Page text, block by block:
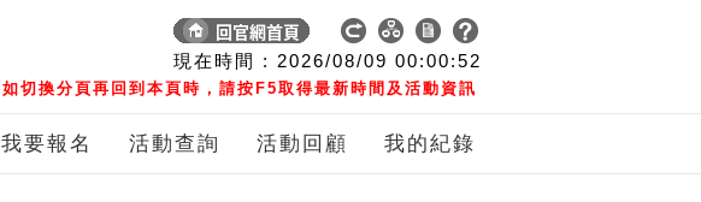
現在時間 : 2026/08/09 00:00:53
如切換分頁再回到本頁時，請按F5取得最新時間及活動資訊
我要報名 活動查詢 活動回顧 我的紀錄